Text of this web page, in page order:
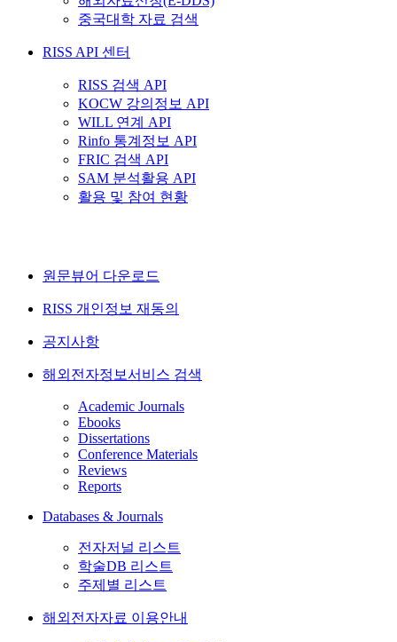
중국대학 자료 검색
RISS API 센터
RISS 검색 API
KOCW 강의정보 API
WILL 연계 API
Rinfo 통계정보 API
FRIC 검색 API
SAM 분석활용 API
활용 및 참여 현황
원문뷰어 다운로드
RISS 개인정보 재동의
공지사항
해외전자정보서비스 검색
Academic Journals
Ebooks
Dissertations
Conference Materials
Reviews
Reports
Databases & Journals
전자저널 리스트
학술DB 리스트
주제별 리스트
해외전자자료 이용안내